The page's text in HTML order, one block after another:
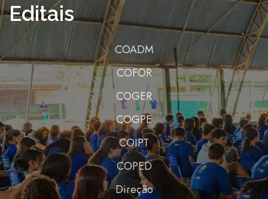
Editais
COADM
COFOR
COGER
COGPE
COIPT
COPED
Direção